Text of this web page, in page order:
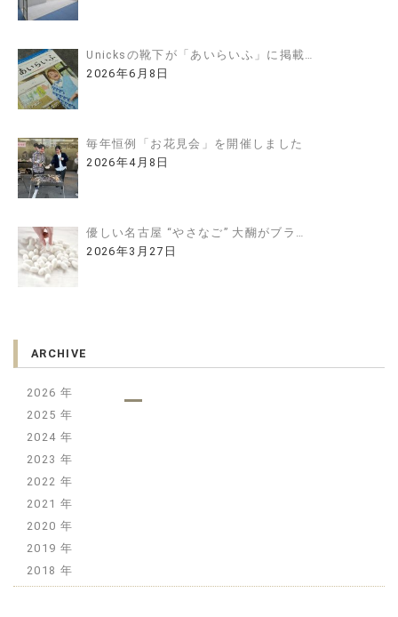
Unicksの靴下が「あいらいふ」に掲載…
2026年6月8日
毎年恒例「お花見会」を開催しました
2026年4月8日
優しい名古屋 “やさなご” 大醐がブラ…
2026年3月27日
ARCHIVE
2026
2025
2024
2023
2022
2021
2020
2019
2018